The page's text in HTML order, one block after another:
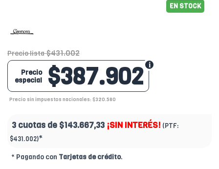
EN STOCK
Precio lista $431.002
$387.902
Precio
especial
Precio sin impuestos nacionales: $320.580
3 cuotas de $143.667,33 ¡SIN INTERÉS! (PTF:
$431.002)*
* Pagando con Tarjetas de crédito.